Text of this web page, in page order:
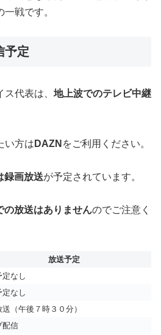
戦です。
予定
代表は、 地上波でのテレビ中継
い方は DAZN をご利用ください。
録画放送が予定されています。
放送はありませんのでご注意く
放送予定
定なし
定なし
（午後７時３０分）
配信